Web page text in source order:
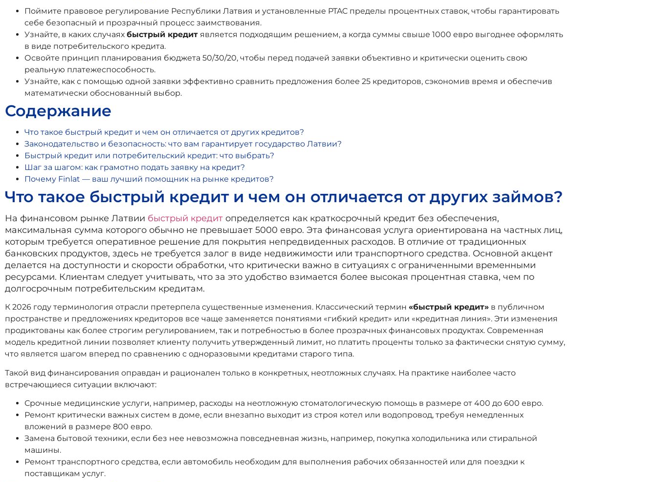
Поймите правовое регулирование Республики Латвия и установленные PTAC пределы процентных ставок, чтобы гарантировать
себе безопасный и прозрачный процесс заимствования.
Узнайте, в каких случаях быстрый кредит является подходящим решением, а когда суммы свыше 1000 евро выгоднее оформлять
в виде потребительского кредита.
Освойте принцип планирования бюджета 50/30/20, чтобы перед подачей заявки объективно и критически оценить свою
реальную платежеспособность.
Узнайте, как с помощью одной заявки эффективно сравнить предложения более 25 кредиторов, сэкономив время и обеспечив
математически обоснованный выбор.
Содержание
Что такое быстрый кредит и чем он отличается от других кредитов?
Законодательство и безопасность: что вам гарантирует государство Латвии?
Быстрый кредит или потребительский кредит: что выбрать?
Шаг за шагом: как грамотно подать заявку на кредит?
Почему Finlat — ваш лучший помощник на рынке кредитов?
Что такое быстрый кредит и чем он отличается от других займов?
На финансовом рынке Латвии быстрый кредит определяется как краткосрочный кредит без обеспечения,
максимальная сумма которого обычно не превышает 5000 евро. Эта финансовая услуга ориентирована на частных лиц,
которым требуется оперативное решение для покрытия непредвиденных расходов. В отличие от традиционных
банковских продуктов, здесь не требуется залог в виде недвижимости или транспортного средства. Основной акцент
делается на доступности и скорости обработки, что критически важно в ситуациях с ограниченными временными
ресурсами. Клиентам следует учитывать, что за это удобство взимается более высокая процентная ставка, чем по
долгосрочным потребительским кредитам.
К 2026 году терминология отрасли претерпела существенные изменения. Классический термин «быстрый кредит» в публичном
пространстве и предложениях кредиторов все чаще заменяется понятиями «гибкий кредит» или «кредитная линия». Эти изменения
продиктованы как более строгим регулированием, так и потребностью в более прозрачных финансовых продуктах. Современная
модель кредитной линии позволяет клиенту получить утвержденный лимит, но платить проценты только за фактически снятую сумму,
что является шагом вперед по сравнению с одноразовыми кредитами старого типа.
Такой вид финансирования оправдан и рационален только в конкретных, неотложных случаях. На практике наиболее часто
встречающиеся ситуации включают:
Срочные медицинские услуги, например, расходы на неотложную стоматологическую помощь в размере от 400 до 600 евро.
Ремонт критически важных систем в доме, если внезапно выходит из строя котел или водопровод, требуя немедленных
вложений в размере 800 евро.
Замена бытовой техники, если без нее невозможна повседневная жизнь, например, покупка холодильника или стиральной
машины.
Ремонт транспортного средства, если автомобиль необходим для выполнения рабочих обязанностей или для поездки к
поставщикам услуг.